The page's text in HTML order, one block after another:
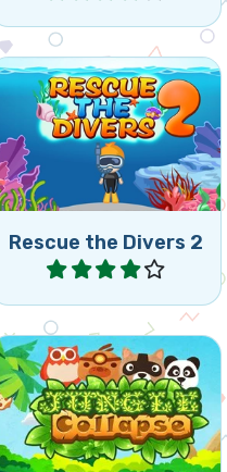
Rescue the Divers 2
¿Puedes rescatar los
buzos lo más rápido
posible?
Jugar
Entretenido juegos de
Colapsar: retira todos los
grupos de animales iguales.